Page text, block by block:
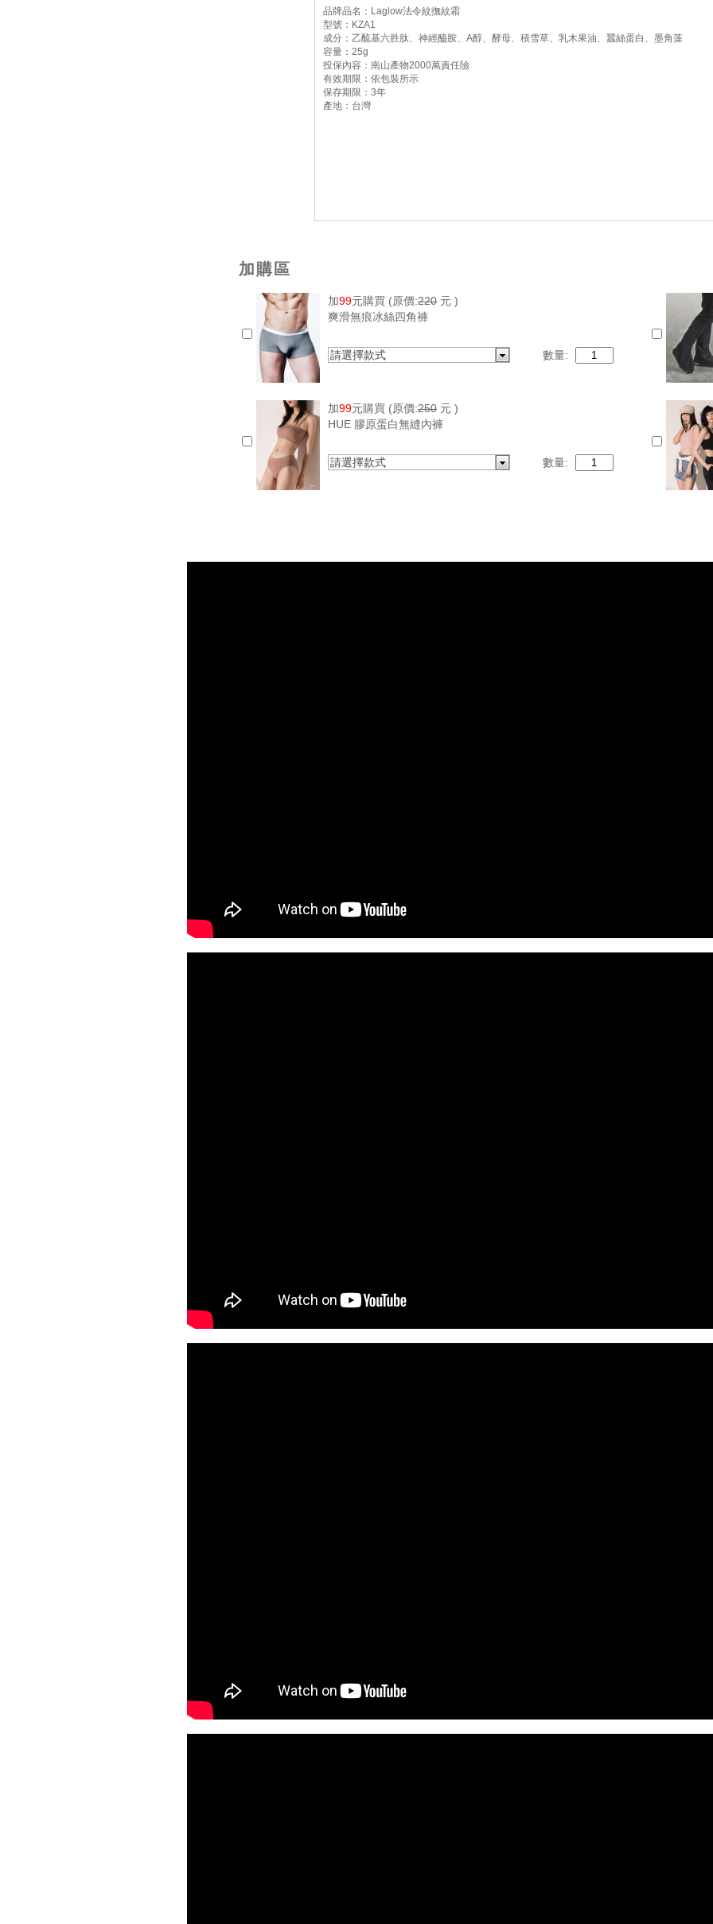
品牌品名：Laglow法令紋撫紋霜
型號：KZA1
成分：乙酼基六胜肽、神經醯胺、A醇、酵母、積雪草、乳木果油、蠶絲蛋白、墨角藻
容量：25g
投保內容：南山產物2000萬責任險
有效期限：依包裝所示
保存期限：3年
產地：台灣
加購區
加99元購買 (原價:220 元 )
爽滑無痕冰絲四角褲
請選擇款式 數量:
加99元購買 (原價:250 元 )
HUE 膠原蛋白無縫內褲
請選擇款式 數量: